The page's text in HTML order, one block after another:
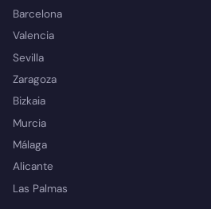
Barcelona
Valencia
Sevilla
Zaragoza
Bizkaia
Murcia
Málaga
Alicante
Las Palmas